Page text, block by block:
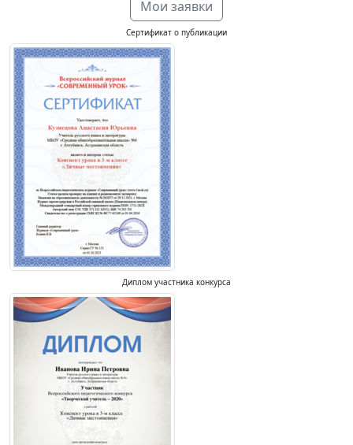
Мои заявки
Сертификат о публикации
Диплом участника конкурса